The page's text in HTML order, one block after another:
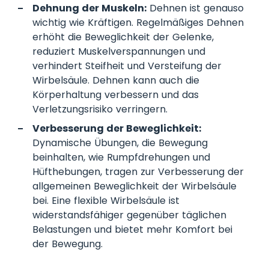
Dehnung der Muskeln: Dehnen ist genauso
wichtig wie Kräftigen. Regelmäßiges Dehnen
erhöht die Beweglichkeit der Gelenke,
reduziert Muskelverspannungen und
verhindert Steifheit und Versteifung der
Wirbelsäule. Dehnen kann auch die
Körperhaltung verbessern und das
Verletzungsrisiko verringern.
Verbesserung der Beweglichkeit:
Dynamische Übungen, die Bewegung
beinhalten, wie Rumpfdrehungen und
Hüfthebungen, tragen zur Verbesserung der
allgemeinen Beweglichkeit der Wirbelsäule
bei. Eine flexible Wirbelsäule ist
widerstandsfähiger gegenüber täglichen
Belastungen und bietet mehr Komfort bei
der Bewegung.